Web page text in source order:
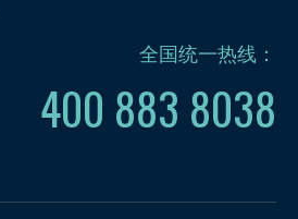
全国统一热线：
400 883 8038